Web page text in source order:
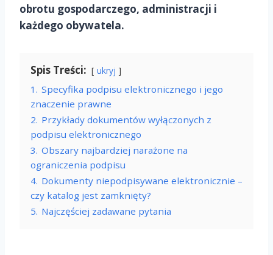
obrotu gospodarczego, administracji i
każdego obywatela.
Spis Treści: ukryj
1. Specyfika podpisu elektronicznego i jego
znaczenie prawne
2. Przykłady dokumentów wyłączonych z
podpisu elektronicznego
3. Obszary najbardziej narażone na
ograniczenia podpisu
4. Dokumenty niepodpisywane elektronicznie –
czy katalog jest zamknięty?
5. Najczęściej zadawane pytania